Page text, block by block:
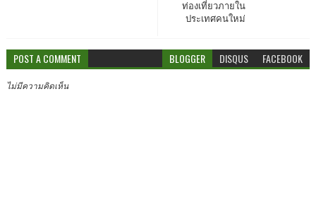
ท่องเที่ยวภายใน
ประเทศคนใหม่
POST A COMMENT BLOGGER DISQUS FACEBOOK
ไม่มีความคิดเห็น